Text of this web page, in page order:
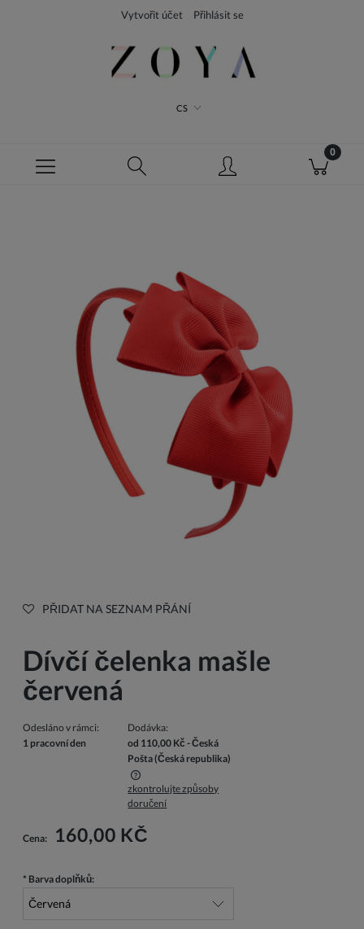
Vytvořit účet Přihlásit se
CS
PŘIDAT NA SEZNAM PŘÁNÍ
Dívčí čelenka mašle
červená
Odesláno v rámci:
1 pracovní den
Dodávka:
od 110,00 Kč - Česká
Pošta(Česká republika)
Cena nezahrnuje případné náklady na platbu
zkontrolujte způsoby
doručení
Cena: 160,00 KČ
* Barva doplňků: